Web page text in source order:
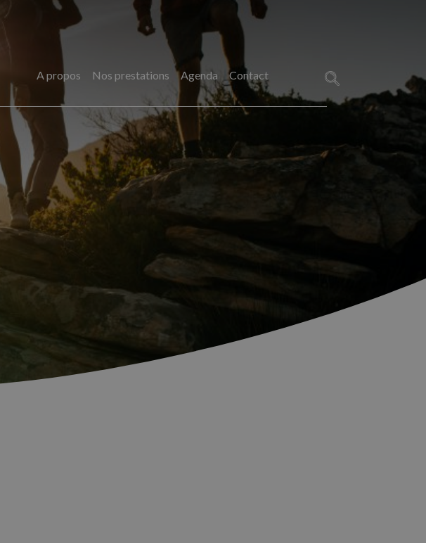
A propos Nos prestations Agenda Contact
Rechercher :